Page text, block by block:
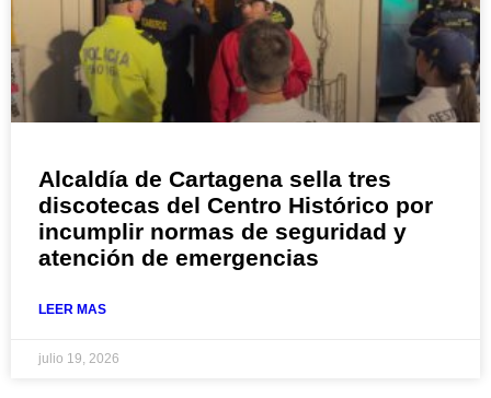
Alcaldía de Cartagena sella tres
discotecas del Centro Histórico por
incumplir normas de seguridad y
atención de emergencias
LEER MAS
julio 19, 2026